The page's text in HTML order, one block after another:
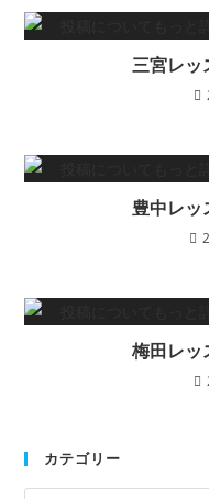
三宮レッ
豊中レッ
梅田レッ
カテゴリー